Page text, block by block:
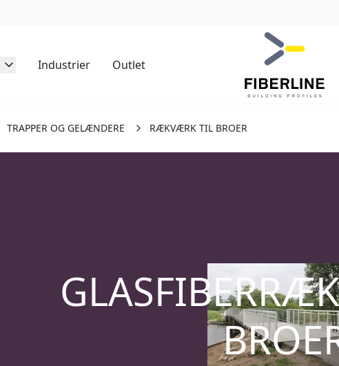
Industrier Outlet
TRAPPER OG GELÆNDERE RÆKVÆRK TIL BROER